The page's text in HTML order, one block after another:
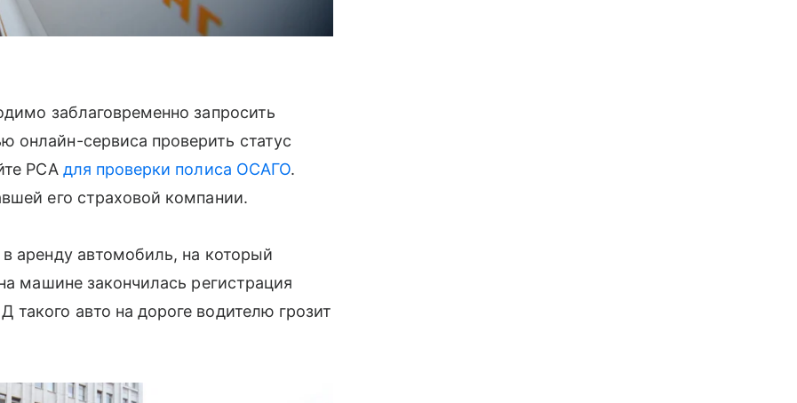
заблаговременно запросить
сервиса проверить статус
РСА для проверки полиса ОСАГО.
его страховой компании.
аренду автомобиль, на который
машине закончилась регистрация
авто на дороге водителю грозит